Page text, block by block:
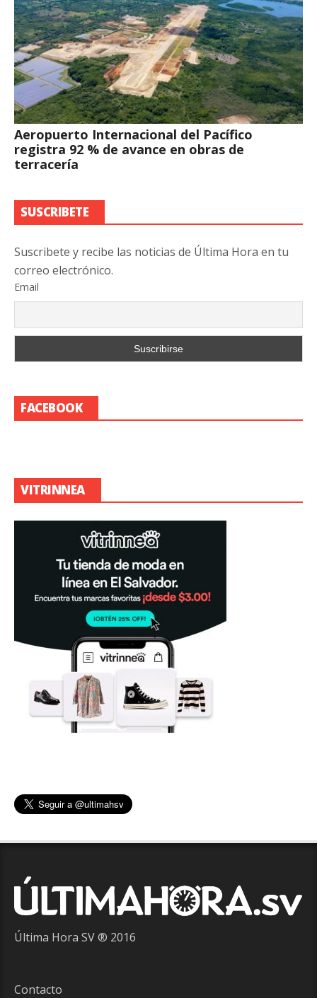
Aeropuerto Internacional del Pacífico
registra 92 % de avance en obras de
terracería
SUSCRIBETE
Suscribete y recibe las noticias de Última Hora en tu
correo electrónico.
Email
FACEBOOK
VITRINNEA
Última Hora SV ® 2016
Contacto